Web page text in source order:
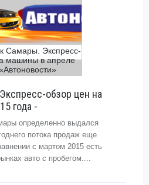
обзор цен на
года -
определенно выдался
потока продаж еще
с мартом 2015 есть
авто с пробегом....